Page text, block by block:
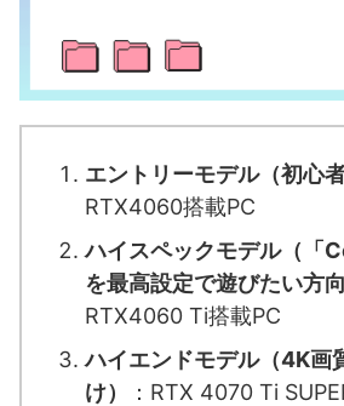
エントリーモデル（初心者
RTX4060搭載PC
ハイスペックモデル（「
を最高設定で遊びたい方向
RTX4060 Ti搭載PC
ハイエンドモデル（4K画
け）
：RTX 4070 Ti